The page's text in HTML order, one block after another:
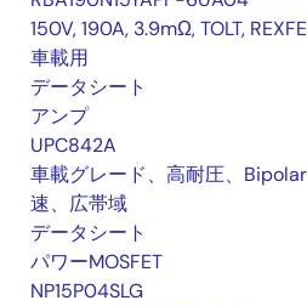
150V, 190A, 3.9mΩ, TOLT,
車載用
データシート
アンプ
UPC842A
車載グレード、高耐圧、
速、広帯域
データシート
パワーMOSFET
NP15P04SLG